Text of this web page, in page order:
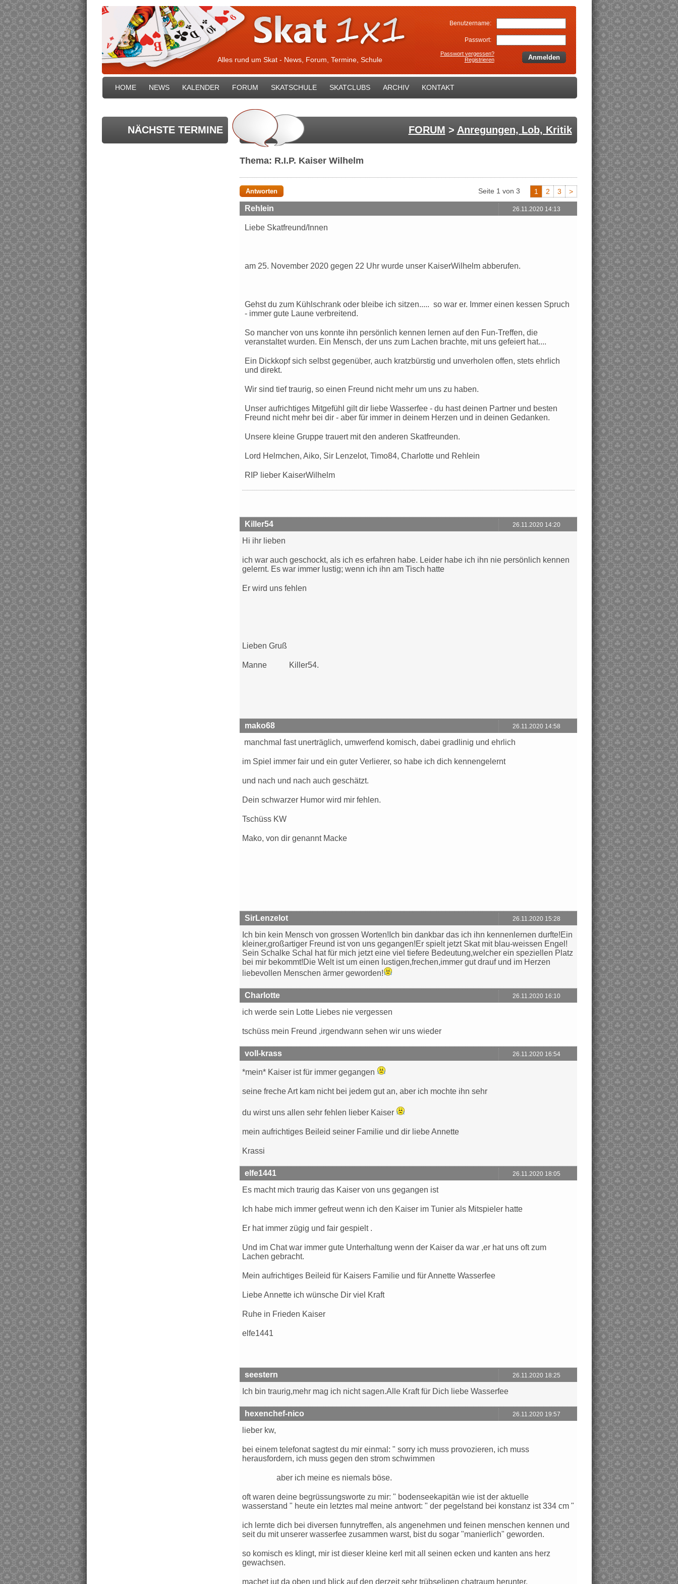
Alles rund um Skat - News, Forum, Termine, Schule
Benutzername:
Passwort:
Anmelden
Passwort vergessen?
Registrieren
HOME NEWS KALENDER FORUM SKATSCHULE SKATCLUBS ARCHIV KONTAKT
NÄCHSTE TERMINE FORUM > Anregungen, Lob, Kritik
Thema: R.I.P. Kaiser Wilhelm
>
3
2
1
Antworten Seite 1 von 3
26.11.2020 14:13
Rehlein
Liebe Skatfreund/Innen
am 25. November 2020 gegen 22 Uhr wurde unser KaiserWilhelm abberufen.
Gehst du zum Kühlschrank oder bleibe ich sitzen..... so war er. Immer einen kessen Spruch
- immer gute Laune verbreitend.
So mancher von uns konnte ihn persönlich kennen lernen auf den Fun-Treffen, die
veranstaltet wurden. Ein Mensch, der uns zum Lachen brachte, mit uns gefeiert hat....
Ein Dickkopf sich selbst gegenüber, auch kratzbürstig und unverholen offen, stets ehrlich
und direkt.
Wir sind tief traurig, so einen Freund nicht mehr um uns zu haben.
Unser aufrichtiges Mitgefühl gilt dir liebe Wasserfee - du hast deinen Partner und besten
Freund nicht mehr bei dir - aber für immer in deinem Herzen und in deinen Gedanken.
Unsere kleine Gruppe trauert mit den anderen Skatfreunden.
Lord Helmchen, Aiko, Sir Lenzelot, Timo84, Charlotte und Rehlein
RIP lieber KaiserWilhelm
26.11.2020 14:20
Killer54
Hi ihr lieben
ich war auch geschockt, als ich es erfahren habe. Leider habe ich ihn nie persönlich kennen
gelernt. Es war immer lustig; wenn ich ihn am Tisch hatte
Er wird uns fehlen
Lieben Gruß
Manne Killer54.
26.11.2020 14:58
mako68
manchmal fast unerträglich, umwerfend komisch, dabei gradlinig und ehrlich
im Spiel immer fair und ein guter Verlierer, so habe ich dich kennengelernt
und nach und nach auch geschätzt.
Dein schwarzer Humor wird mir fehlen.
Tschüss KW
Mako, von dir genannt Macke
26.11.2020 15:28
SirLenzelot
Ich bin kein Mensch von grossen Worten!Ich bin dankbar das ich ihn kennenlernen durfte!Ein
kleiner,großartiger Freund ist von uns gegangen!Er spielt jetzt Skat mit blau-weissen Engel!
Sein Schalke Schal hat für mich jetzt eine viel tiefere Bedeutung,welcher ein speziellen Platz
bei mir bekommt!Die Welt ist um einen lustigen,frechen,immer gut drauf und im Herzen
liebevollen Menschen ärmer geworden!
26.11.2020 16:10
Charlotte
ich werde sein Lotte Liebes nie vergessen
tschüss mein Freund ,irgendwann sehen wir uns wieder
26.11.2020 16:54
voll-krass
*mein* Kaiser ist für immer gegangen
seine freche Art kam nicht bei jedem gut an, aber ich mochte ihn sehr
du wirst uns allen sehr fehlen lieber Kaiser
mein aufrichtiges Beileid seiner Familie und dir liebe Annette
Krassi
26.11.2020 18:05
elfe1441
Es macht mich traurig das Kaiser von uns gegangen ist
Ich habe mich immer gefreut wenn ich den Kaiser im Tunier als Mitspieler hatte
Er hat immer zügig und fair gespielt .
Und im Chat war immer gute Unterhaltung wenn der Kaiser da war ,er hat uns oft zum
Lachen gebracht.
Mein aufrichtiges Beileid für Kaisers Familie und für Annette Wasserfee
Liebe Annette ich wünsche Dir viel Kraft
Ruhe in Frieden Kaiser
elfe1441
26.11.2020 18:25
seestern
Ich bin traurig,mehr mag ich nicht sagen.Alle Kraft für Dich liebe Wasserfee
26.11.2020 19:57
hexenchef-nico
lieber kw,
bei einem telefonat sagtest du mir einmal: " sorry ich muss provozieren, ich muss
herausfordern, ich muss gegen den strom schwimmen
aber ich meine es niemals böse.
oft waren deine begrüssungsworte zu mir: " bodenseekapitän wie ist der aktuelle
wasserstand " heute ein letztes mal meine antwort: " der pegelstand bei konstanz ist 334 cm "
ich lernte dich bei diversen funnytreffen, als angenehmen und feinen menschen kennen und
seit du mit unserer wasserfee zusammen warst, bist du sogar "manierlich" geworden.
so komisch es klingt, mir ist dieser kleine kerl mit all seinen ecken und kanten ans herz
gewachsen.
machet jut da oben und blick auf den derzeit sehr trübseligen chatraum herunter.